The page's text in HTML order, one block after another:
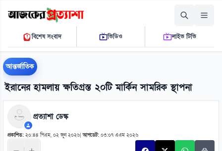
রোববার, ০৯ আগস্ট ২০২৬
০১ ৩৭ ৩১ এ.এম.THE DAILY AJKER PROTTASHA
বিশেষ সংবাদ ভিডিও লাইভ টিভি
আন্তর্জাতিক
ইরানের হামলায় ক্ষতিগ্রস্ত ২০টি মার্কিন সামরিক স্থাপনা
প্রত্যাশা ডেস্ক
প্রকাশিত: ২০:৪৪ পিএম, ০২ জুন ২০২৬ |আপডেট: ০৩:০৭ এএম ২০২৬